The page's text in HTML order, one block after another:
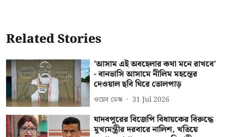
Related Stories
'আসাম এই অবহেলার কথা মনে রাখবে'
- বানভাসি আসামে নীলিম মহন্তের
দেওয়াল ছবি ঘিরে তোলপাড়
ওয়েব ডেস্ক 31 Jul 2026
যাদবপুরের বিজেপি বিধায়কের বিরুদ্ধে
মুখ্যমন্ত্রীর দরবারে নালিশ, খতিয়ে